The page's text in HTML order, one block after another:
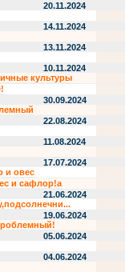
20.11.2024
14.11.2024
13.11.2024
10.11.2024
культуры
30.09.2024
22.08.2024
11.08.2024
17.07.2024
и овес
и сафлор!а
21.06.2024
19.06.2024
05.06.2024
04.06.2024